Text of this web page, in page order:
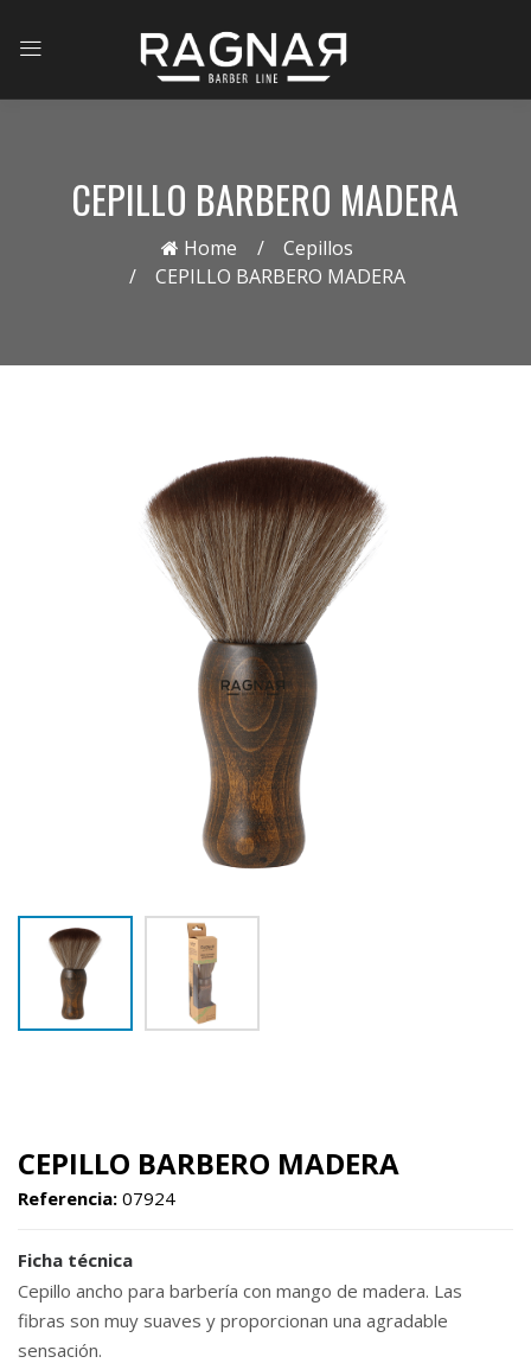
CEPILLO BARBERO MADERA
Home
Cepillos
CEPILLO BARBERO MADERA
CEPILLO BARBERO MADERA
Referencia: 07924
Ficha técnica
Cepillo ancho para barbería con mango de madera. Las
fibras son muy suaves y proporcionan una agradable
sensación.